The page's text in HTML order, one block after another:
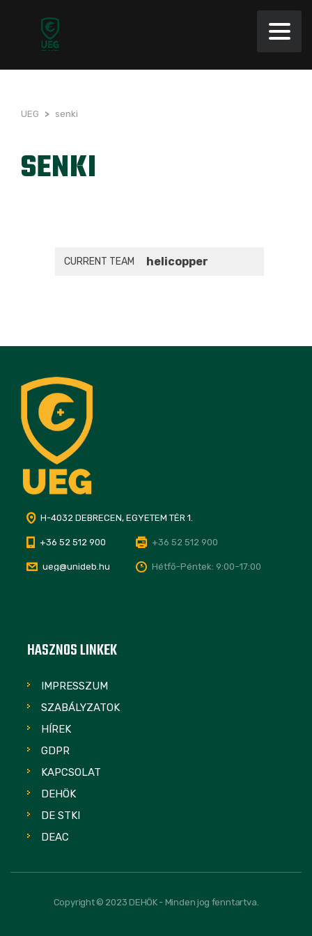
UEG > senki
SENKI
CURRENT TEAM helicopper
H-4032 DEBRECEN, EGYETEM TÉR 1.
+36 52 512 900 +36 52 512 900
ueg@unideb.hu Hétfő–Péntek: 9:00–17:00
HASZNOS LINKEK
IMPRESSZUM
SZABÁLYZATOK
HÍREK
GDPR
KAPCSOLAT
DEHÖK
DE STKI
DEAC
Copyright © 2023 DEHÖK - Minden jog fenntartva.